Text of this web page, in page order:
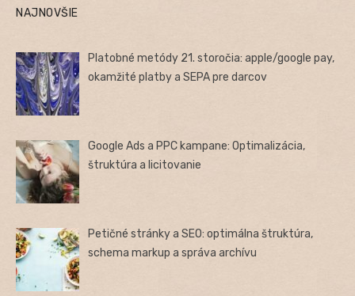
NAJNOVŠIE
Platobné metódy 21. storočia: apple/google pay,
okamžité platby a SEPA pre darcov
Google Ads a PPC kampane: Optimalizácia,
štruktúra a licitovanie
Petičné stránky a SEO: optimálna štruktúra,
schema markup a správa archívu